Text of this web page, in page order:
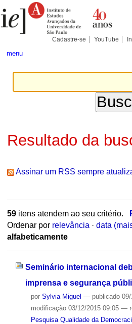
para
conteúdo.
Pessoais
Cadastre-se YouTube
menu
Resultado da
Assinar um RSS sempre
59itens atendem ao seu critério.
Ordenar por relevância · data
alfabeticamente
Seminário internacional
imprensa e segurança
por Sylvia Miguel — publicado09/
modificação03/12/2015 09:05 —
Pesquisa Qualidade da